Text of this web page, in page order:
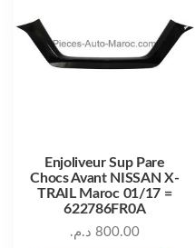
Enjoliveur Sup Pare
Chocs Avant NISSAN X-
TRAIL Maroc 01/17 =
622786FR0A
800.00 د.م.